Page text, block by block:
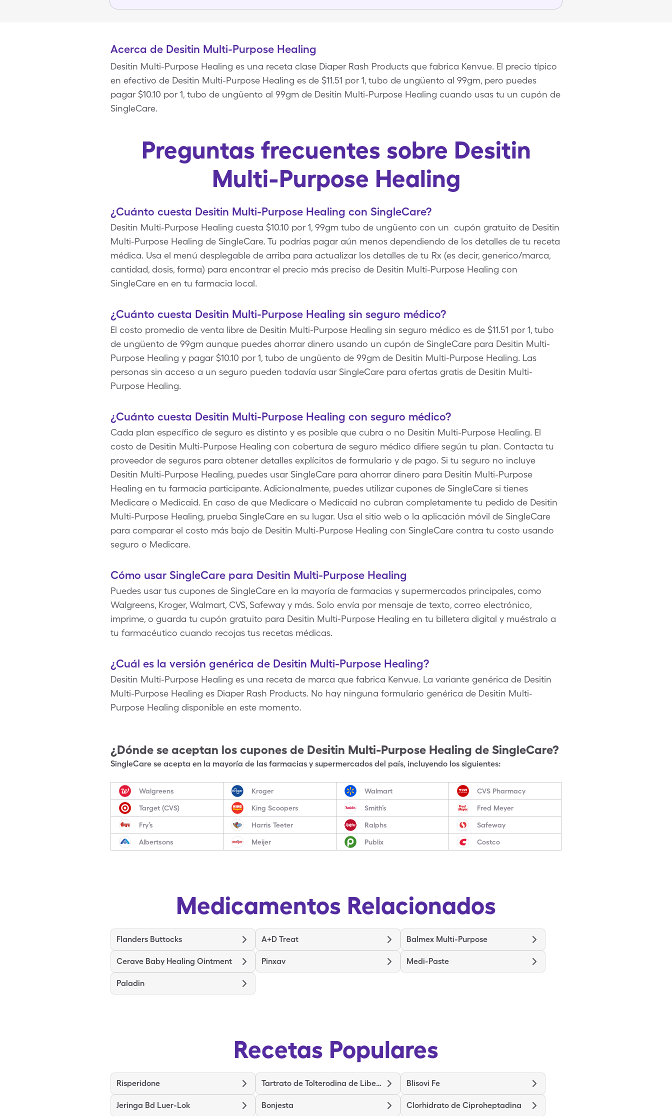
Acerca de Desitin Multi-Purpose Healing
Desitin Multi-Purpose Healing es una receta clase Diaper Rash Products que fabrica Kenvue. El precio típico
en efectivo de Desitin Multi-Purpose Healing es de $11.51 por 1, tubo de ungüento al 99gm, pero puedes
pagar $10.10 por 1, tubo de ungüento al 99gm de Desitin Multi-Purpose Healing cuando usas tu un cupón de
SingleCare.
Preguntas frecuentes sobre Desitin
Multi-Purpose Healing
¿Cuánto cuesta Desitin Multi-Purpose Healing con SingleCare?
Desitin Multi-Purpose Healing cuesta $10.10 por 1, 99gm tubo de ungüento con un cupón gratuito de Desitin
Multi-Purpose Healing de SingleCare. Tu podrías pagar aún menos dependiendo de los detalles de tu receta
médica. Usa el menú desplegable de arriba para actualizar los detalles de tu Rx (es decir, generico/marca,
cantidad, dosis, forma) para encontrar el precio más preciso de Desitin Multi-Purpose Healing con
SingleCare en en tu farmacia local.
¿Cuánto cuesta Desitin Multi-Purpose Healing sin seguro médico?
El costo promedio de venta libre de Desitin Multi-Purpose Healing sin seguro médico es de $11.51 por 1, tubo
de ungüento de 99gm aunque puedes ahorrar dinero usando un cupón de SingleCare para Desitin Multi-
Purpose Healing y pagar $10.10 por 1, tubo de ungüento de 99gm de Desitin Multi-Purpose Healing. Las
personas sin acceso a un seguro pueden todavía usar SingleCare para ofertas gratis de Desitin Multi-
Purpose Healing.
¿Cuánto cuesta Desitin Multi-Purpose Healing con seguro médico?
Cada plan específico de seguro es distinto y es posible que cubra o no Desitin Multi-Purpose Healing. El
costo de Desitin Multi-Purpose Healing con cobertura de seguro médico difiere según tu plan. Contacta tu
proveedor de seguros para obtener detalles explícitos de formulario y de pago. Si tu seguro no incluye
Desitin Multi-Purpose Healing, puedes usar SingleCare para ahorrar dinero para Desitin Multi-Purpose
Healing en tu farmacia participante. Adicionalmente, puedes utilizar cupones de SingleCare si tienes
Medicare o Medicaid. En caso de que Medicare o Medicaid no cubran completamente tu pedido de Desitin
Multi-Purpose Healing, prueba SingleCare en su lugar. Usa el sitio web o la aplicación móvil de SingleCare
para comparar el costo más bajo de Desitin Multi-Purpose Healing con SingleCare contra tu costo usando
seguro o Medicare.
Cómo usar SingleCare para Desitin Multi-Purpose Healing
Puedes usar tus cupones de SingleCare en la mayoría de farmacias y supermercados principales, como
Walgreens, Kroger, Walmart, CVS, Safeway y más. Solo envía por mensaje de texto, correo electrónico,
imprime, o guarda tu cupón gratuito para Desitin Multi-Purpose Healing en tu billetera digital y muéstralo a
tu farmacéutico cuando recojas tus recetas médicas.
¿Cuál es la versión genérica de Desitin Multi-Purpose Healing?
Desitin Multi-Purpose Healing es una receta de marca que fabrica Kenvue. La variante genérica de Desitin
Multi-Purpose Healing es Diaper Rash Products. No hay ninguna formulario genérica de Desitin Multi-
Purpose Healing disponible en este momento.
¿Dónde se aceptan los cupones de Desitin Multi-Purpose Healing de SingleCare?
SingleCare se acepta en la mayoría de las farmacias y supermercados del país, incluyendo los siguientes:
Walgreens Kroger Walmart CVS Pharmacy
Target (CVS) King Scoopers Smith’s Fred Meyer
Fry’s Harris Teeter Ralphs Safeway
Albertsons Meijer Publix Costco
Medicamentos Relacionados
Flanders Buttocks A+D Treat Balmex Multi-Purpose
Cerave Baby Healing Ointment Pinxav Medi-Paste
Paladin
Recetas Populares
Risperidone Tartrato de Tolterodina de Liberación Prolongada Blisovi Fe
Jeringa Bd Luer-Lok Bonjesta Clorhidrato de Ciproheptadina